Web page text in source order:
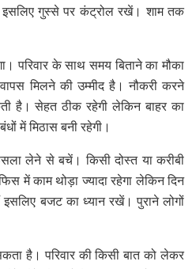
इसलिए गुस्से पर कंट्रोल रखें। शाम तक
परिवार के साथ समय बिताने का मौका
मिलने की उम्मीद है। नौकरी करने
है। सेहत ठीक रहेगी लेकिन बाहर का
में मिठास बनी रहेगी।
लेने से बचें। किसी दोस्त या करीबी
में काम थोड़ा ज्यादा रहेगा लेकिन दिन
बजट का ध्यान रखें। पुराने लोगों
है। परिवार की किसी बात को लेकर